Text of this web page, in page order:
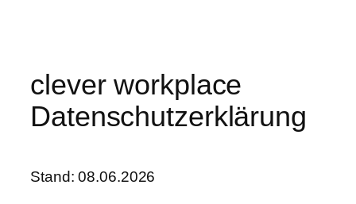
clever workplace
Datenschutzerklärung
Stand: 08.06.2026